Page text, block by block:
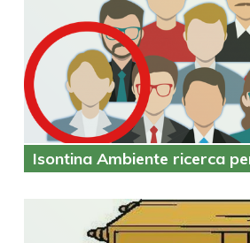
Isontina Ambiente ricerca